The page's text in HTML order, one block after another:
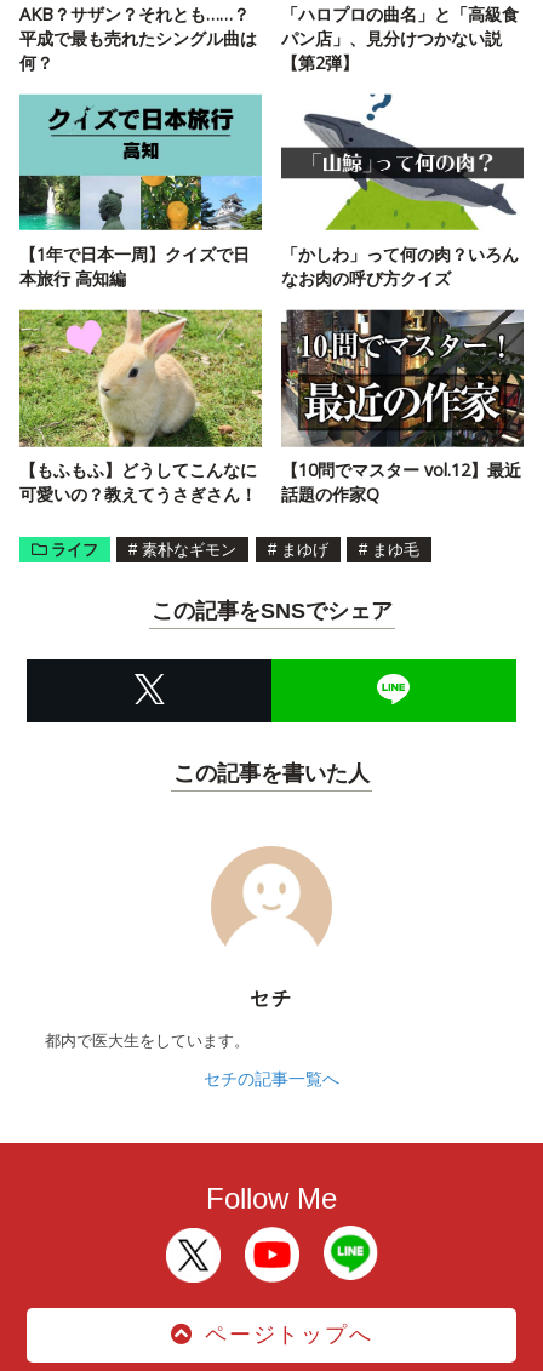
AKB？サザン？それとも……？
平成で最も売れたシングル曲は
何？
「ハロプロの曲名」と「高級食
パン店」、見分けつかない説
【第2弾】
【1年で日本一周】クイズで日
本旅行 高知編
「かしわ」って何の肉？いろん
なお肉の呼び方クイズ
【もふもふ】どうしてこんなに
可愛いの？教えてうさぎさん！
【10問でマスター vol.12】最近
話題の作家Q
ライフ # 素朴なギモン # まゆげ # まゆ毛
この記事をSNSでシェア
この記事を書いた人
セチ
都内で医大生をしています。
セチの記事一覧へ
Follow Me
ページトップへ